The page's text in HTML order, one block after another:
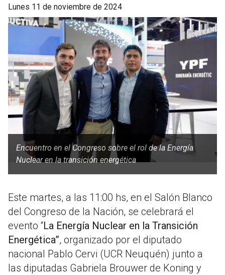
lunes 11 de noviembre de 2024
Encuentro en el Congreso sobre el rol de la Energía
Nuclear en la transición energética
Este martes, a las 11:00 hs, en el Salón Blanco
del Congreso de la Nación, se celebrará el
evento “La Energía Nuclear en la Transición
Energética”, organizado por el diputado
nacional Pablo Cervi (UCR Neuquén) junto a
las diputadas Gabriela Brouwer de Koning y